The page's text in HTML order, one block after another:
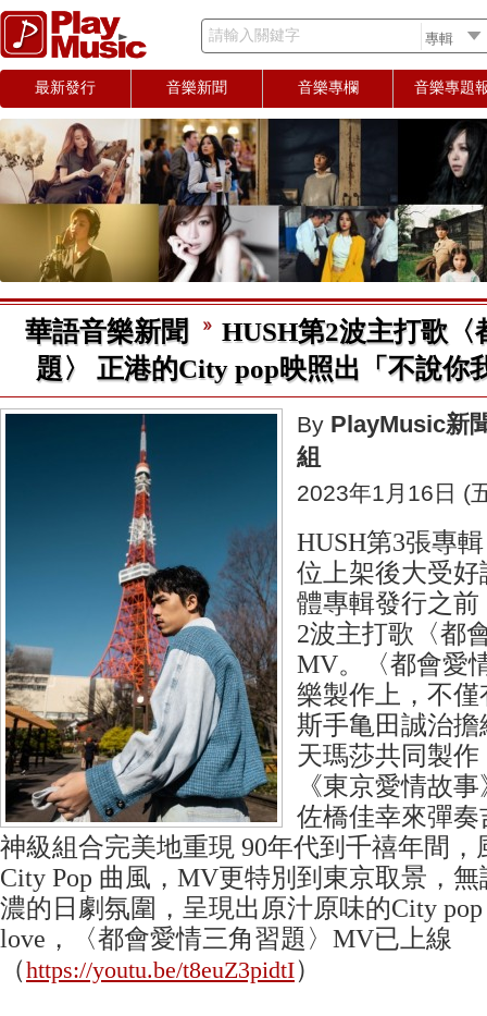
請輸入關鍵字
最新發行 音樂新聞 音樂專欄 音樂專題
華語音樂新聞
HUSH第2波主打歌〈
題〉 正港的City pop映照出「不說你
By PlayMusic新
組
2023年1月16日 (
HUSH第3張專
位上架後大受
體專輯發行之
2波主打歌〈都
MV。〈都會愛
樂製作上，不
斯手亀田誠治
天瑪莎共同製
《東京愛情故
佐橋佳幸來彈
神級組合完美地重現 90年代到千禧年間，
City Pop 曲風，MV更特別到東京取景，
濃的日劇氛圍，呈現出原汁原味的City
love，〈都會愛情三角習題〉MV已上線
（https://youtu.be/t8euZ3pidtI）